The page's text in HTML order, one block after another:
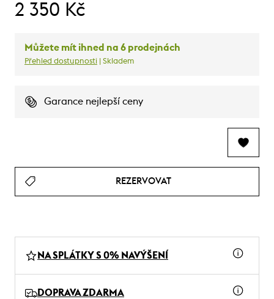
2 350 Kč
Můžete mít ihned na 6 prodejnách
Přehled dostupnosti | Skladem
Garance nejlepší ceny
REZERVOVAT
NA SPLÁTKY S 0% NAVÝŠENÍ
DOPRAVA ZDARMA